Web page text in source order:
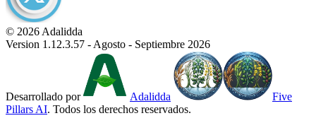
© 2026 Adalidda
Version 1.12.3.57 - Agosto - Septiembre 2026
Desarrollado por Adalidda
Five
Pillars AI. Todos los derechos reservados.